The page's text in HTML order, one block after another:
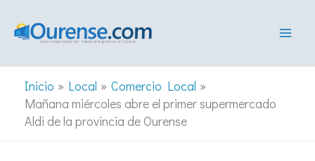
Inicio Local
Comercio Local
Mañana miércoles abre el primer supermercado
Aldi de la provincia de Ourense